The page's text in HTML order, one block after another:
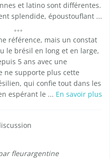
et latino sont différentes.
splendide, époustouflant ...
référence, mais un constat
le brésil en long et en large,
5 ans avec une
ne supporte plus cette
qui confie tout dans les
espérant le ... En savoir plus
fleurargentine